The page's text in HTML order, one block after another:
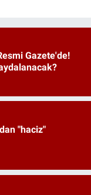
Gazete'de!
"haciz"